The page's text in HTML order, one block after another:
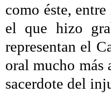
como éste,
el que hizo
representan el
oral mucho más
sacerdote del